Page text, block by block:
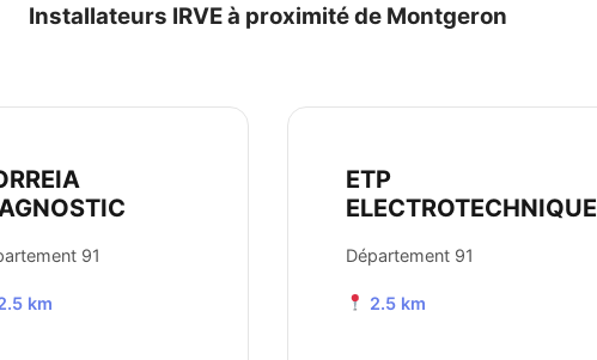
Installateurs IRVE à proximité de Montgeron
91
km
ETP
ELECTROTECHNIQUE
Département 91
2.5 km